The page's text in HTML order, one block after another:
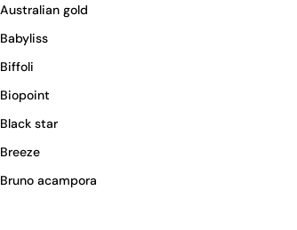
Australian gold
Babyliss
Biffoli
Biopoint
Black star
Breeze
Bruno acampora